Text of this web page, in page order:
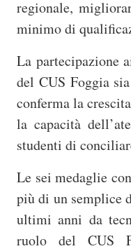
regionale,
minimo di
La partecipazione
del CUS Foggia
conferma la
la capacità
studenti di
Le sei medaglie
più di un semplice
ultimi anni da
ruolo del CUS